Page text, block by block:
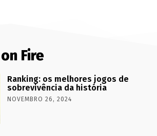
Fire
Ranking: os melhores jogos de
sobrevivência da história
NOVEMBRO 26, 2024